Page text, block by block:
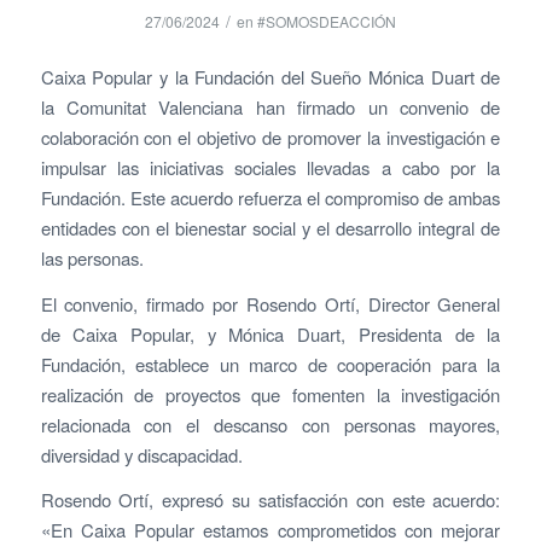
27/06/2024 / en #SOMOSDEACCIÓN
Caixa Popular y la Fundación del Sueño Mónica Duart de
la Comunitat Valenciana han firmado un convenio de
colaboración con el objetivo de promover la investigación e
impulsar las iniciativas sociales llevadas a cabo por la
Fundación. Este acuerdo refuerza el compromiso de ambas
entidades con el bienestar social y el desarrollo integral de
las personas.
El convenio, firmado por Rosendo Ortí, Director General
de Caixa Popular, y Mónica Duart, Presidenta de la
Fundación, establece un marco de cooperación para la
realización de proyectos que fomenten la investigación
relacionada con el descanso con personas mayores,
diversidad y discapacidad.
Rosendo Ortí, expresó su satisfacción con este acuerdo:
«En Caixa Popular estamos comprometidos con mejorar